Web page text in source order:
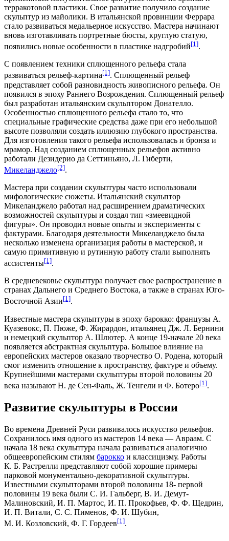
терракотовой пластики. Свое развитие получило создание
скульптур из майолики. В итальянской провинции Феррара
стало развиваться медальерное искусство. Мастера начинают
вновь изготавливать портретные бюсты, круглую статую,
появились новые особенности в пластике надгробий[1].
С появлением техники сплющенного рельефа стала
развиваться рельеф-картина[1]. Сплющенный рельеф
представляет собой разновидность живописного рельефа. Он
появился в эпоху Раннего Возрождения. Сплющенный рельеф
был разработан итальянским скульптором Донателло.
Особенностью сплющенного рельефа стало то, что
специальные графические средства даже при его небольшой
высоте позволяли создать иллюзию глубокого пространства.
Для изготовления такого рельефа использовалась и бронза и
мрамор. Над созданием сплющенных рельефов активно
работали Дезидерио да Сеттиньяно, Л. Гиберти,
Микеланджело[2].
Мастера при создании скульптуры часто использовали
мифологические сюжеты. Итальянский скульптор
Микеланджело работал над расширением драматических
возможностей скульптуры и создал тип «змеевидной
фигуры». Он проводил новые опыты и эксперименты с
фактурами. Благодаря деятельности Микеланджело была
несколько изменена организация работы в мастерской, и
самую примитивную и рутинную работу стали выполнять
ассистенты[1].
В средневековье скульптура получает свое распространение в
странах Дальнего и Среднего Востока, а также в странах Юго-
Восточной Азии[1].
Известные мастера скульптуры в эпоху барокко: французы А.
Куазевокс, П. Пюже, Ф. Жирардон, итальянец Дж. Л. Бернини
и немецкий скульптор А. Шлютер. А конце 19-начале 20 века
появляется абстрактная скульптура. Большое влияние на
европейских мастеров оказало творчество О. Родена, который
смог изменить отношение к пространству, фактуре и объему.
Крупнейшими мастерами скульптуры второй половины 20
века называют Н. де Сен-Фаль, Ж. Тенгели и Ф. Ботеро[1].
Развитие скульптуры в России
Во времена Древней Руси развивалось искусство рельефов.
Сохранилось имя одного из мастеров 14 века — Авраам. С
начала 18 века скульптура начала развиваться аналогично
общеевропейским стилям барокко и классицизму. Работы
К. Б. Растрелли представляют собой хорошие примеры
парковой монументально-декоративной скульптуры.
Известными скульпторами второй половины 18- первой
половины 19 века были С. И. Гальберг, В. И. Демут-
Малиновский, И. П. Мартос, И. П. Прокофьев, Ф. Ф. Щедрин,
И. П. Витали, С. С. Пименов, Ф. И. Шубин,
М. И. Козловский, Ф. Г. Гордеев[1].